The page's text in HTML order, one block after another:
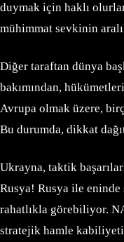
duymak için haklı
mühimmat sevkinin
Diğer taraftan dünya
bakımından,
Avrupa olmak üzere,
Bu durumda, dikkat
Ukrayna, taktik
Rusya! Rusya ile eninde
rahatlıkla görebiliyor.
stratejik hamle